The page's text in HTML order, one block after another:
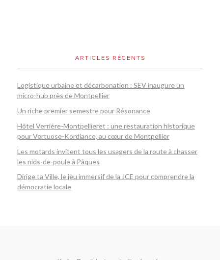
ARTICLES RÉCENTS
Logistique urbaine et décarbonation : SEV inaugure un
micro-hub près de Montpellier
Un riche premier semestre pour Résonance
Hôtel Verrière-Montpellieret : une restauration historique
pour Vertuose-Kordiance, au cœur de Montpellier
Les motards invitent tous les usagers de la route à chasser
les nids-de-poule à Pâques
Dirige ta Ville, le jeu immersif de la JCE pour comprendre la
démocratie locale